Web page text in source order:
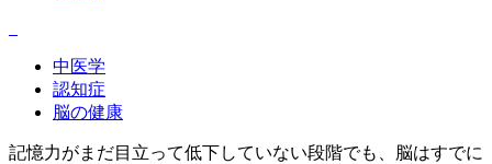
中医学
認知症
脳の健康
記憶力がまだ目立って低下していない段階でも、脳はすでに